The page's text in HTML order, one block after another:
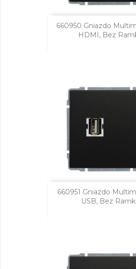
660950 Gniazdo
HDMI, Bez
660951 Gniazdo
USB, Bez Ramki